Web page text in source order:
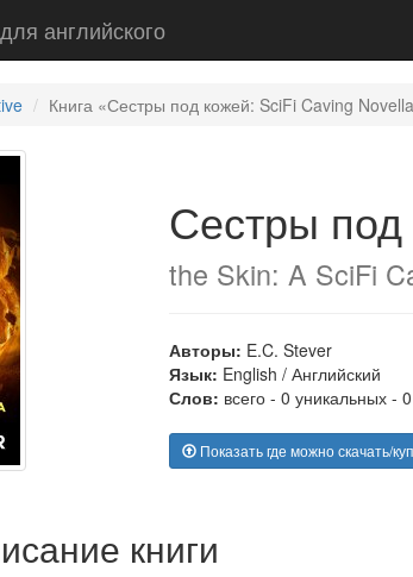
английского
Книга «Сестры под кожей: SciFi Caving
Сестры
the Skin: A SciFi
Авторы: E.C. Stever
Язык: English / Английский
Слов: всего - 0 уникальных -
Показать где можно скачать/
книги